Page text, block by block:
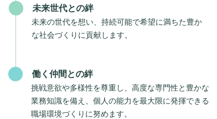
未来世代との絆
未来の世代を想い、持続可能で希望に満ちた豊か
な社会づくりに貢献します。
働く仲間との絆
挑戦意欲や多様性を尊重し、高度な専門性と豊かな
業務知識を備え、個人の能力を最大限に発揮できる
職場環境づくりに努めます。